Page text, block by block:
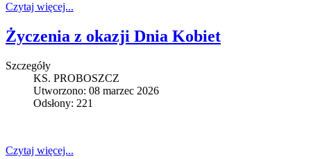
Czytaj więcej...
Życzenia z okazji Dnia Kobiet
Szczegóły
KS. PROBOSZCZ
Utworzono: 08 marzec 2026
Odsłony: 221
Czytaj więcej...